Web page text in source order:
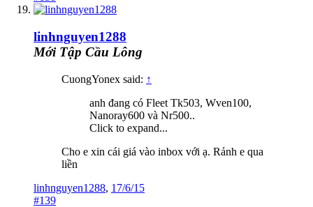
linhnguyen1288
Mới Tập Cầu Lông
CuongYonex said: ↑
anh đang có Fleet Tk503, Wven100,
Nanoray600 và Nr500..
Click to expand...
Cho e xin cái giá vào inbox với ạ. Rảnh e qua
liền
linhnguyen1288, 17/6/15
#139